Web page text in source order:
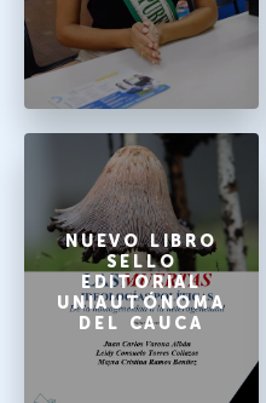
NUEVO LIBRO
SELLO
EDITORIAL
UNIAUTÓNOMA
DEL CAUCA